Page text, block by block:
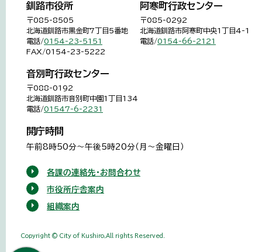
釧路市役所
〒085-8505
北海道釧路市黒金町7丁目5番地
電話/0154-23-5151
FAX/0154-23-5222
阿寒町行政センター
〒085-0292
北海道釧路市阿寒町中央1丁目4-1
電話/0154-66-2121
音別町行政センター
〒088-0192
北海道釧路市音別町中園1丁目134
電話/01547-6-2231
開庁時間
午前8時50分～午後5時20分（月～金曜日）
各課の連絡先・お問合わせ
市役所庁舎案内
組織案内
Copyright © City of Kushiro,All rights Reserved.